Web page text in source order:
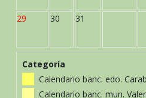
29 30 31
Categoría
Calendario banc. edo.
Calendario banc. mun.